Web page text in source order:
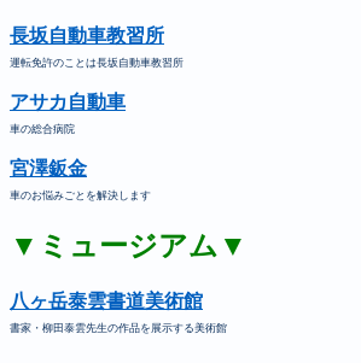
長坂自動車教習所
運転免許のことは長坂自動車教習所
アサカ自動車
車の総合病院
宮澤鈑金
車のお悩みごとを解決します
▼ミュージアム▼
八ヶ岳泰雲書道美術館
書家・柳田泰雲先生の作品を展示する美術館